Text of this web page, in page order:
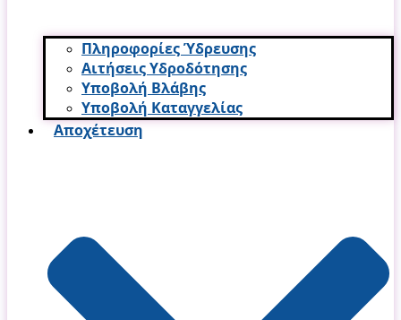
Πληροφορίες Ύδρευσης
Αιτήσεις Υδροδότησης
Υποβολή Βλάβης
Υποβολή Καταγγελίας
Αποχέτευση